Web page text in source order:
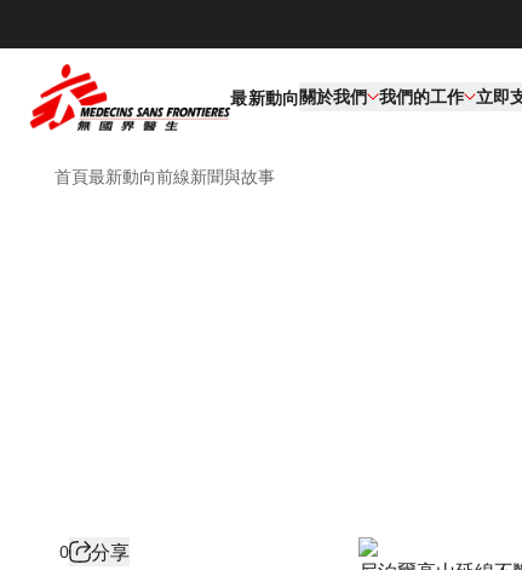
最新動向關於我們 我們的工作​ 立即
首頁最新動向前線新聞與故事
0 分享